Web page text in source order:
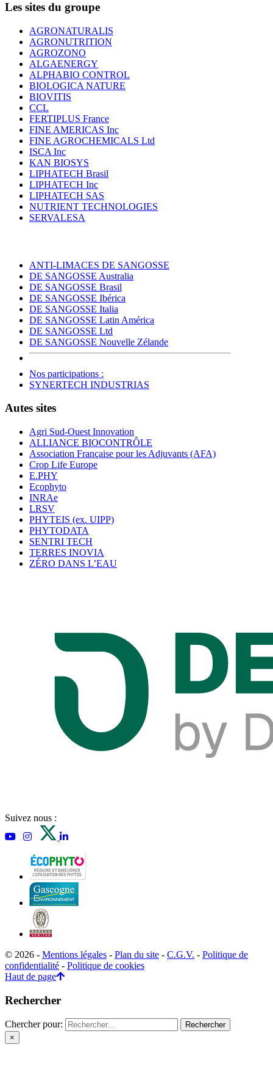
Les sites du groupe
AGRONATURALIS
AGRONUTRITION
AGROZONO
ALGAENERGY
ALPHABIO CONTROL
BIOLOGICA NATURE
BIOVITIS
CCL
FERTIPLUS France
FINE AMERICAS Inc
FINE AGROCHEMICALS Ltd
ISCA Inc
KAN BIOSYS
LIPHATECH Brasil
LIPHATECH Inc
LIPHATECH SAS
NUTRIENT TECHNOLOGIES
SERVALESA
ANTI-LIMACES DE SANGOSSE
DE SANGOSSE Australia
DE SANGOSSE Brasil
DE SANGOSSE Ibérica
DE SANGOSSE Italia
DE SANGOSSE Latin América
DE SANGOSSE Ltd
DE SANGOSSE Nouvelle Zélande
Nos participations :
SYNERTECH INDUSTRIAS
Autes sites
Agri Sud-Ouest Innovation
ALLIANCE BIOCONTRÔLE
Association Française pour les Adjuvants (AFA)
Crop Life Europe
E.PHY
Ecophyto
INRAe
LRSV
PHYTEIS (ex. UIPP)
PHYTODATA
SENTRI TECH
TERRES INOVIA
ZÉRO DANS L’EAU
Suivez nous :
© 2026 - Mentions légales - Plan du site - C.G.V. - Politique de
confidentialité - Politique de cookies
Haut de page
Rechercher
Chercher pour:
×